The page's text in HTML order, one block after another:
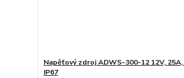
Napěťový zdroj ADWS-300-12 12V,
IP67